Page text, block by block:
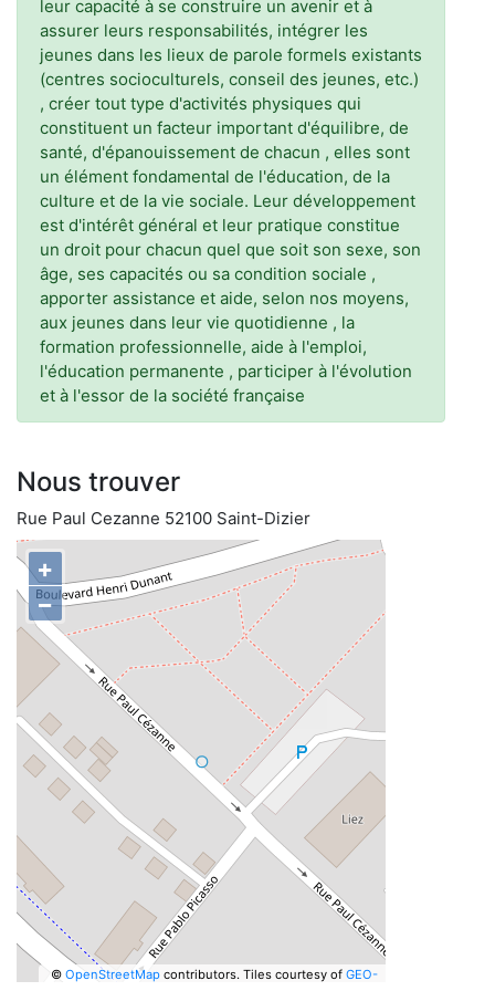
leur capacité à se construire un avenir et à
assurer leurs responsabilités, intégrer les
jeunes dans les lieux de parole formels existants
(centres socioculturels, conseil des jeunes, etc.)
, créer tout type d'activités physiques qui
constituent un facteur important d'équilibre, de
santé, d'épanouissement de chacun , elles sont
un élément fondamental de l'éducation, de la
culture et de la vie sociale. Leur développement
est d'intérêt général et leur pratique constitue
un droit pour chacun quel que soit son sexe, son
âge, ses capacités ou sa condition sociale ,
apporter assistance et aide, selon nos moyens,
aux jeunes dans leur vie quotidienne , la
formation professionnelle, aide à l'emploi,
l'éducation permanente , participer à l'évolution
et à l'essor de la société française
Nous trouver
Rue Paul Cezanne 52100 Saint-Dizier
+
−
© OpenStreetMapcontributors. Tiles courtesy of GEO-